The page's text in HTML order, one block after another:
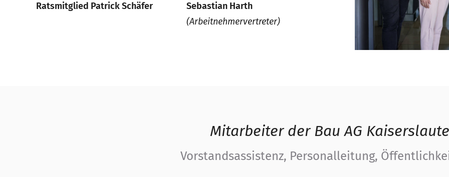
Ratsmitglied Patrick Schäfer
Sebastian Harth
(Arbeitnehmervertreter)
Mitarbeiter der Bau AG
Vorstandsassistenz, Personalleitung,